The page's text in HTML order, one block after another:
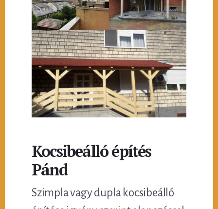
Kocsibeálló építés
Pánd
Szimpla vagy dupla kocsibeálló